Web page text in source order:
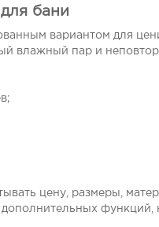
бани
вариантом для
влажный пар и
цену, размеры,